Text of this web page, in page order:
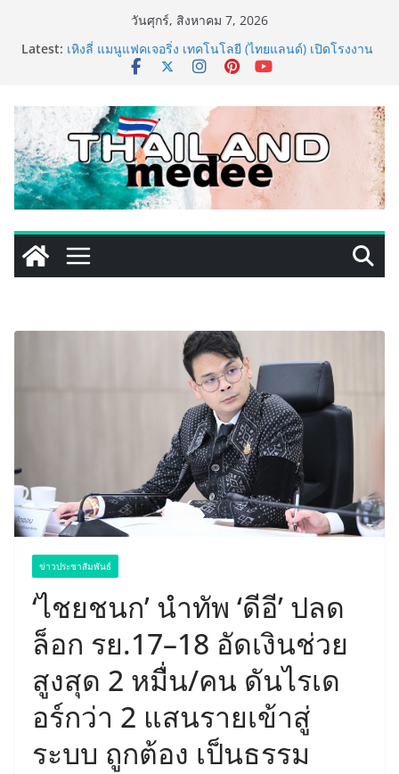
วันศุกร์, สิงหาคม 7, 2026
Latest: ททท. ประกาศความสำเร็จ Village to the World Season
5 ผนึก 9 พันธมิตร ขับเคลื่อน ESG Tourism สืบสานพระ
ราชปณิธาน สร้างคุณค่าการท่องเที่ยวไทยอย่างยั่งยืน
แห่งใหม่ในชลบุรี เดินหน้าขยายฐานการผลิตสู่เอเชียตะวัน
ออกเฉียงใต้ เสริมแกร่งยุทธศาสตร์ระดับโลก
TECNO ประกาศทรานส์ฟอร์มจากเกมมิ่งโฟน สู่ไลฟ์สไตล์
แฟชั่นไอเท็ม เสิร์ฟใหญ่ปักหมุดแลนมาร์คใหม่กลางสถานี
MRT วาง POVA 8 Series จุดเริ่มต้นครั้งสำคัญ
PIPPER STANDARD® เปิดตัวแชมพูอาบน้ำ และ โฟมอาบ
เลียขนได้ ปลอดภัย ไร้สารตกค้าง
เริ่มแล้ว! อ.ต.ก.แฟร์ 4 ภาค @ภาคกลาง “มนต์เสน่ห์เกษตร
ไทย สู่ใจกลางมหานคร” ชวนชิม ช้อป สินค้าเกษตร
ข่าวประชาสัมพันธ์
‘ไชยชนก’ นำทัพ ‘ดีอี’ ปลด
ล็อก รย.17–18 อัดเงินช่วย
สูงสุด 2 หมื่น/คน ดันไรเด
อร์กว่า 2 แสนรายเข้าสู่
ระบบ ถูกต้อง เป็นธรรม